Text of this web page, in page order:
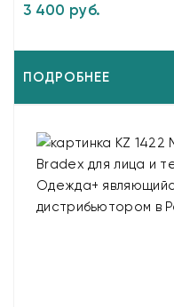
3 400 руб.
ПОДРОБНЕЕ